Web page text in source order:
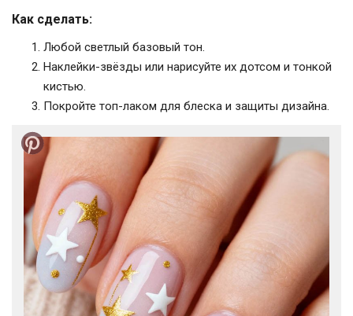
Как сделать:
Любой светлый базовый тон.
Наклейки-звёзды или нарисуйте их дотсом и тонкой
кистью.
Покройте топ-лаком для блеска и защиты дизайна.